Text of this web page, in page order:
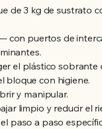
de 3 kg de sustrato
con puertos de
el plástico sobrante
con higiene.
y manipular.
limpio y reducir el
paso a paso